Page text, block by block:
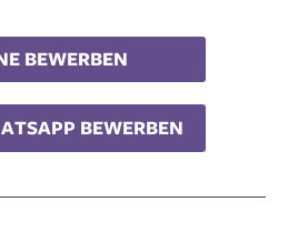
BEWERBEN
BEWERBEN